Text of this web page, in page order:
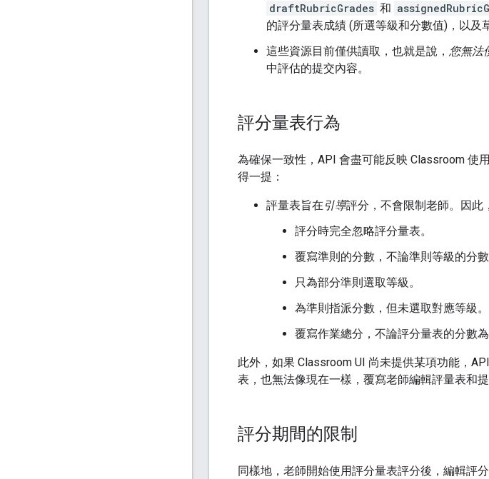
draftRubricGrades 和
的評分量表成績 (所選等級和分數值)，以及
這些資源目前僅供讀取，也就是說， 您無法
中評估的提交內容。
評分量表行為
為確保一致性，API 會盡可能反映 Classroom 使
得一提：
評量表旨在 引導評分，不會限制老師。因此
評分時完全忽略評分量表。
覆寫準則的分數，不論準則等級的分數
只為部分準則選取等級。
為準則指派分數，但未選取對應等級。
覆寫作業總分，不論評分量表的分數為
此外，如果 Classroom UI 尚未提供某項功能，
表，也無法像現在一樣，覆寫老師編輯評量表和提
評分期間的限制
同樣地，老師開始使用評分量表評分後，編輯評